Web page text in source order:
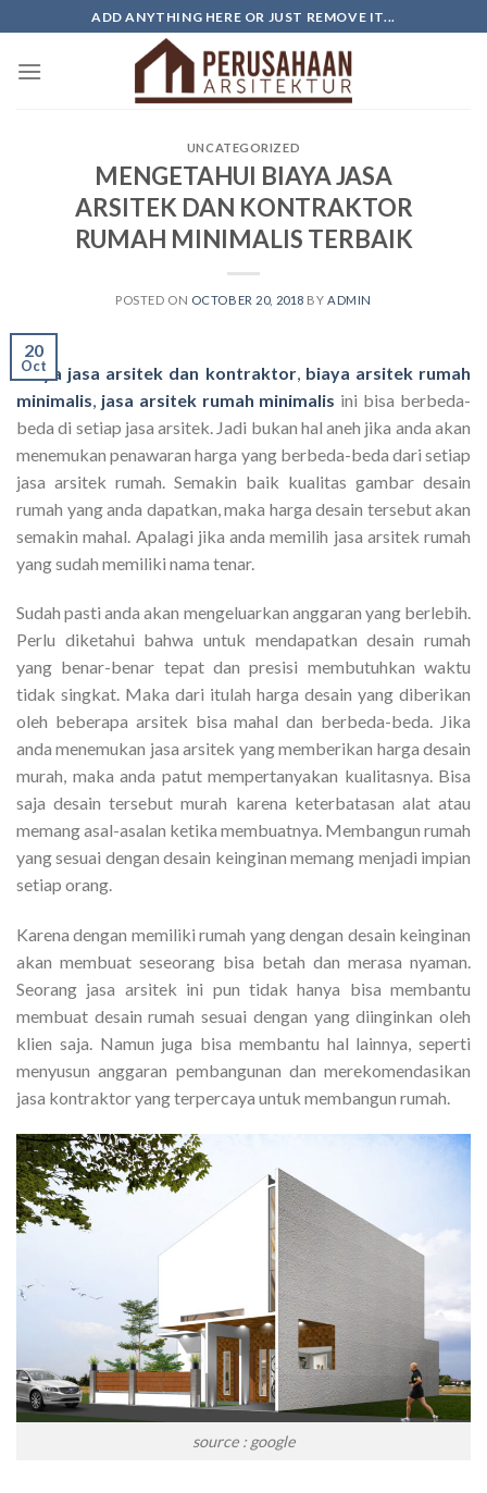
to
content
ADD ANYTHING HERE OR JUST REMOVE IT...
UNCATEGORIZED
MENGETAHUI BIAYA JASA
ARSITEK DAN KONTRAKTOR
RUMAH MINIMALIS TERBAIK
POSTED ON OCTOBER 20, 2018 BY ADMIN
20
Oct
Biaya jasa arsitek dan kontraktor, biaya arsitek rumah
minimalis jasa arsitek rumah minimalis ini bisa berbeda-
beda di setiap jasa arsitek. Jadi bukan hal aneh jika anda akan
menemukan penawaran harga yang berbeda-beda dari setiap
jasa arsitek rumah. Semakin baik kualitas gambar desain
rumah yang anda dapatkan, maka harga desain tersebut akan
semakin mahal. Apalagi jika anda memilih jasa arsitek rumah
yang sudah memiliki nama tenar.
Sudah pasti anda akan mengeluarkan anggaran yang berlebih.
Perlu diketahui bahwa untuk mendapatkan desain rumah
yang benar-benar tepat dan presisi membutuhkan waktu
tidak singkat. Maka dari itulah harga desain yang diberikan
oleh beberapa arsitek bisa mahal dan berbeda-beda. Jika
anda menemukan jasa arsitek yang memberikan harga desain
murah, maka anda patut mempertanyakan kualitasnya. Bisa
saja desain tersebut murah karena keterbatasan alat atau
memang asal-asalan ketika membuatnya. Membangun rumah
yang sesuai dengan desain keinginan memang menjadi impian
setiap orang.
Karena dengan memiliki rumah yang dengan desain keinginan
akan membuat seseorang bisa betah dan merasa nyaman.
Seorang jasa arsitek ini pun tidak hanya bisa membantu
membuat desain rumah sesuai dengan yang diinginkan oleh
klien saja. Namun juga bisa membantu hal lainnya, seperti
menyusun anggaran pembangunan dan merekomendasikan
jasa kontraktor yang terpercaya untuk membangun rumah.
source : google